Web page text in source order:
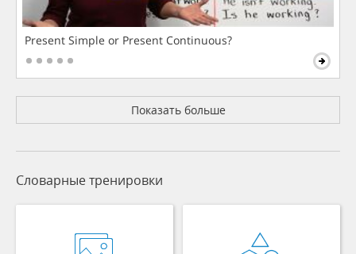
Present Simple or Present Continuous?
Показать больше
Словарные тренировки